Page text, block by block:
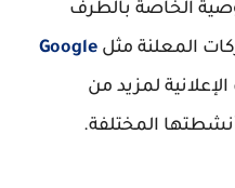
الخاصة بالطرف
المعلنة مثل Google
لمزيد من
المختلفة.